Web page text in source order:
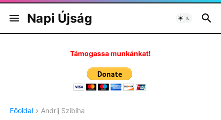
Napi Újság
Támogassa munkánkat!
Főoldal Andrij Szibiha